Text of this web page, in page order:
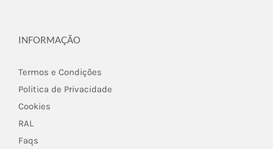
INFORMAÇÃO
Termos e Condições
Politica de Privacidade
Cookies
RAL
Faqs